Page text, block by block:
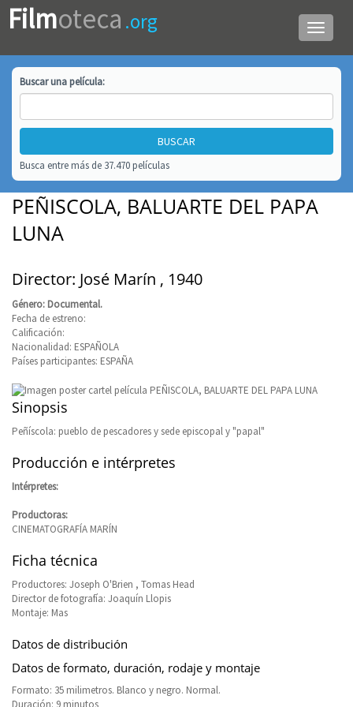
Menú
de
Filmoteca .org
Buscar unapelícula:
Busca entre más de 37.470 películas
PEÑISCOLA, BALUARTE DEL PAPA
LUNA
Director: José Marín , 1940
Género: Documental.
Fecha de estreno:
Calificación:
Nacionalidad: ESPAÑOLA
Países participantes: ESPAÑA
Sinopsis
Peñíscola: pueblo de pescadores y sede episcopal y "papal"
Producción e intérpretes
Intérpretes:
Productoras:
CINEMATOGRAFÍA MARÍN
Ficha técnica
Productores: Joseph O'Brien , Tomas Head
Director de fotografía: Joaquín Llopis
Montaje: Mas
Datos de distribución
Datos de formato, duración, rodaje y montaje
Formato: 35 milimetros. Blanco y negro. Normal.
Duración: 9 minutos